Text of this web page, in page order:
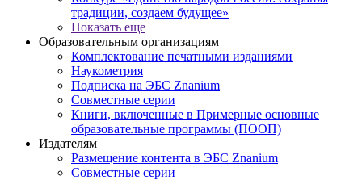
традиции, создаем будущее»
Показать еще
Образовательным организациям
Комплектование печатными изданиями
Наукометрия
Подписка на ЭБС Znanium
Совместные серии
Книги, включенные в Примерные основные
образовательные программы (ПООП)
Издателям
Размещение контента в ЭБС Znanium
Совместные серии